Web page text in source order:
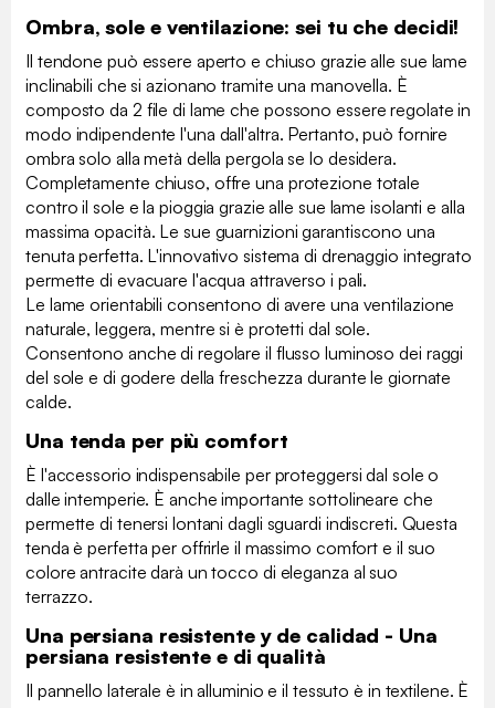
Ombra, sole e ventilazione: sei tu che decidi!
Il tendone può essere aperto e chiuso grazie alle sue lame
inclinabili che si azionano tramite una manovella. È
composto da 2 file di lame che possono essere regolate in
modo indipendente l'una dall'altra. Pertanto, può fornire
ombra solo alla metà della pergola se lo desidera.
Completamente chiuso, offre una protezione totale
contro il sole e la pioggia grazie alle sue lame isolanti e alla
massima opacità. Le sue guarnizioni garantiscono una
tenuta perfetta. L'innovativo sistema di drenaggio integrato
permette di evacuare l'acqua attraverso i pali.
Le lame orientabili consentono di avere una ventilazione
naturale, leggera, mentre si è protetti dal sole.
Consentono anche di regolare il flusso luminoso dei raggi
del sole e di godere della freschezza durante le giornate
calde.
Una tenda per più comfort
È l'accessorio indispensabile per proteggersi dal sole o
dalle intemperie. È anche importante sottolineare che
permette di tenersi lontani dagli sguardi indiscreti. Questa
tenda è perfetta per offrirle il massimo comfort e il suo
colore antracite darà un tocco di eleganza al suo
terrazzo.
Una persiana resistente y de calidad - Una
persiana resistente e di qualità
Il pannello laterale è in alluminio e il tessuto è in textilene. È